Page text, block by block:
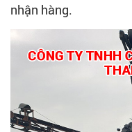
nhận hàng.